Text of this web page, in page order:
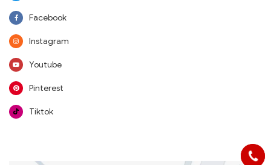
Facebook
Instagram
Youtube
Pinterest
Tiktok